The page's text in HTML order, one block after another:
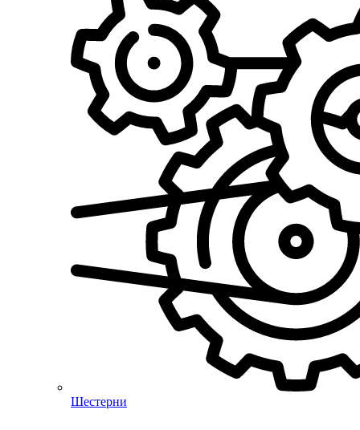
Шестерни